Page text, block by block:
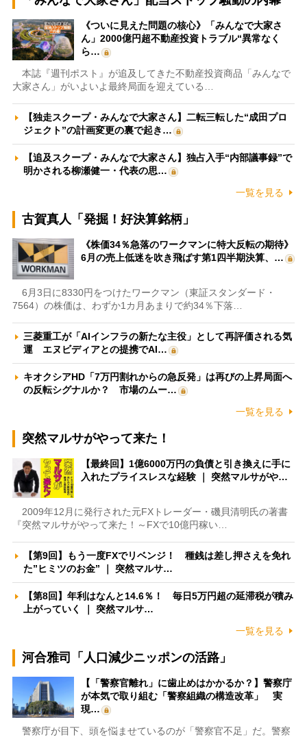
《ついに見えた問題の核心》「みんなで大家さ
ん」2000億円超不動産投資トラブル“異常なく
ら…
本誌『週刊ポスト』が追及してきた不動産投資商品「みんなで
大家さん」がいよいよ最終局面を迎えている…
【独走スクープ・みんなで大家さん】二転三転した“成田プロ
ジェクト”の計画変更の裏で起き…
【追及スクープ・みんなで大家さん】独占入手“内部議事録”で
明かされる柳瀬健一・代表の思…
一覧を見る
古賀真人「発掘！好決算銘柄」
《株価34％急落のワークマンに特大反転の期待》
6月の売上低迷を吹き飛ばす第1四半期決算、…
6月3日に8330円をつけたワークマン（東証スタンダード・
7564）の株価は、わずか1カ月あまりで約34％下落…
三菱重工が「AIインフラの新たな主役」として再評価される気
運 エヌビディアとの提携でAI…
キオクシアHD「7万円割れからの急反発」は再びの上昇局面へ
の反転シグナルか？ 市場のムー…
一覧を見る
突然マルサがやって来た！
【最終回】1億6000万円の負債と引き換えに手に
入れたプライスレスな経験 ｜ 突然マルサがや…
2009年12月に発行された元FXトレーダー・磯貝清明氏の著書
『突然マルサがやって来た！～FXで10億円稼い…
【第9回】もう一度FXでリベンジ！ 種銭は差し押さえを免れ
た”ヒミツのお金” ｜ 突然マルサ…
【第8回】年利はなんと14.6％！ 毎日5万円超の延滞税が積み
上がっていく ｜ 突然マルサ…
一覧を見る
河合雅司「人口減少ニッポンの活路」
【「警察官離れ」に歯止めはかかるか？】警察庁
が本気で取り組む「警察組織の構造改革」 実
現…
警察庁が目下、頭を悩ませているのが「警察官不足」だ。警察